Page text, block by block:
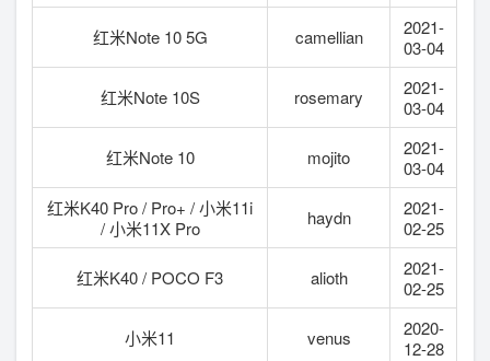
红米Note 10 5G camellian
2021-
03-04
红米Note 10S rosemary
2021-
03-04
红米Note 10 mojito
2021-
03-04
红米K40 Pro / Pro+ / 小米11i
/ 小米11X Pro
haydn
2021-
02-25
红米K40 / POCO F3 alioth
2021-
02-25
小米11 venus
2020-
12-28